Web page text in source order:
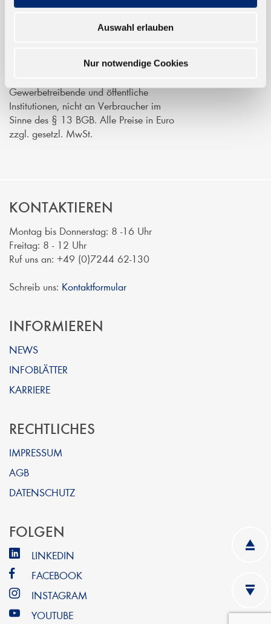
Auswahl erlauben
Nur notwendige Cookies
TRUSTED SHOP
Gewerbetreibende und öffentliche
Institutionen, nicht an Verbraucher im
Sinne des § 13 BGB. Alle Preise in Euro
zzgl. gesetzl. MwSt.
KONTAKTIEREN
Montag bis Donnerstag: 8 -16 Uhr
Freitag: 8 - 12 Uhr
Ruf uns an: +49 (0)7244 62-130
Schreib uns: Kontaktformular
INFORMIEREN
NEWS
INFOBLÄTTER
KARRIERE
RECHTLICHES
IMPRESSUM
AGB
DATENSCHUTZ
FOLGEN
LINKEDIN
FACEBOOK
INSTAGRAM
YOUTUBE